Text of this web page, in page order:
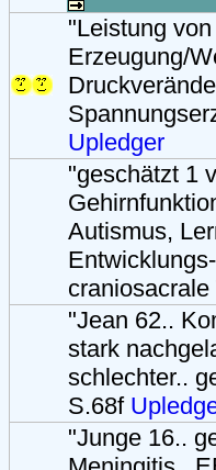
"Leistung
Erzeugung/
Upledger
"geschätzt 1
Autismus,
"Jean 62..
stark
schlechter..
S.68f
"Junge 16..